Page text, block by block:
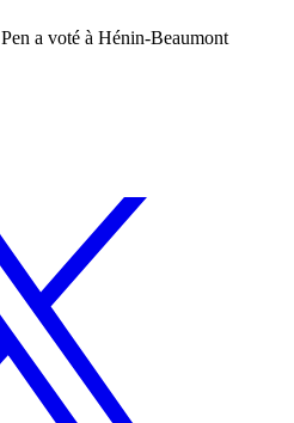
a voté à Hénin-Beaumont